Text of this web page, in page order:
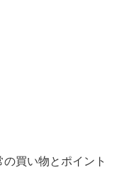
買い物とポイント